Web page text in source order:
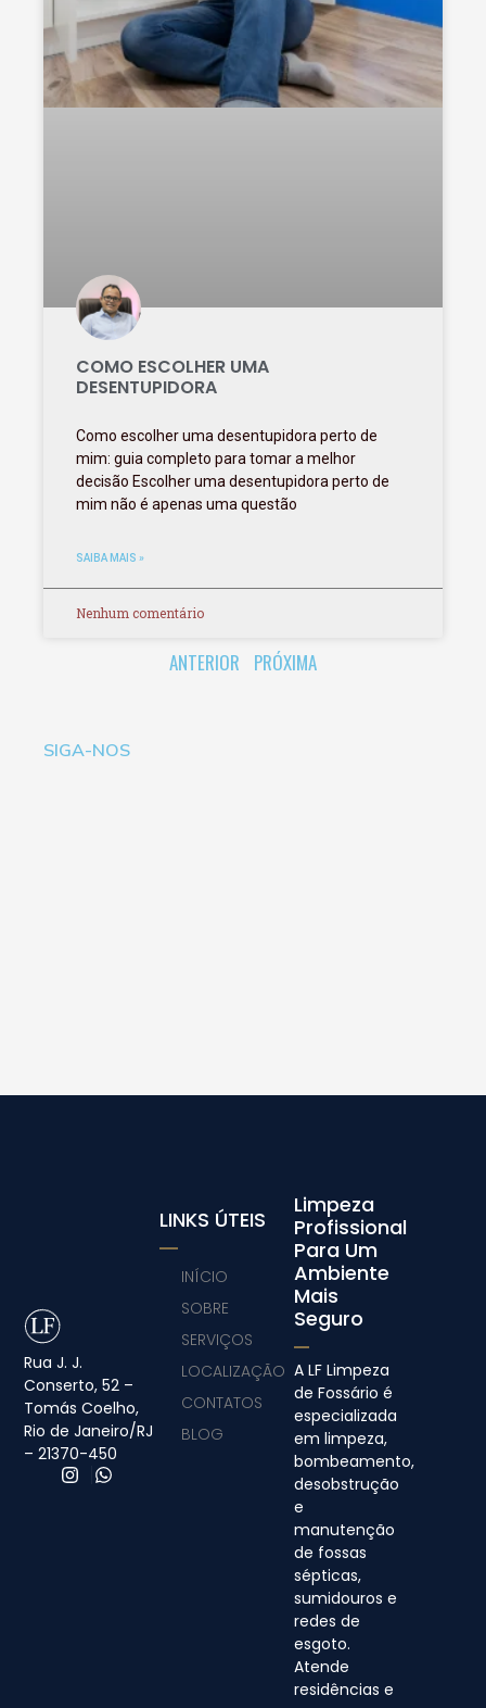
COMO ESCOLHER UMA
DESENTUPIDORA
Como escolher uma desentupidora perto de
mim: guia completo para tomar a melhor
decisão Escolher uma desentupidora perto de
mim não é apenas uma questão
SAIBA MAIS »
Nenhum comentário
ANTERIOR PRÓXIMA
SIGA-NOS
Rua J. J.
Conserto, 52 –
Tomás Coelho,
Rio de Janeiro/RJ
– 21370-450
Limpeza
Profissional
Para Um
Ambiente
Mais
Seguro
A LF Limpeza
de Fossário é
especializada
em limpeza,
bombeamento,
desobstrução
e
manutenção
de fossas
sépticas,
sumidouros e
redes de
esgoto.
Atende
residências e
LINKS ÚTEIS
INÍCIO
SOBRE
SERVIÇOS
LOCALIZAÇÃO
CONTATOS
BLOG